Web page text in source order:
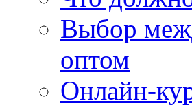
Выбор
оптом
Онлайн-